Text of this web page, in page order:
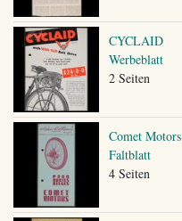
CYCLAID
Werbeblatt
2 Seiten
Comet Motors
Faltblatt
4 Seiten